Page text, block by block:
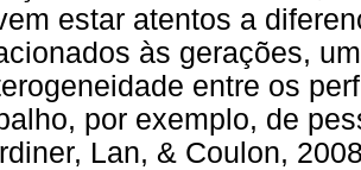
estar atentos a
às gerações,
entre os
por exemplo, de
Lan, & Coulon,